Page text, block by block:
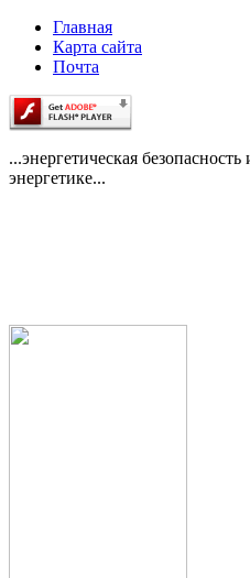
Главная
Карта сайта
Почта
...энергетическая
энергетике...